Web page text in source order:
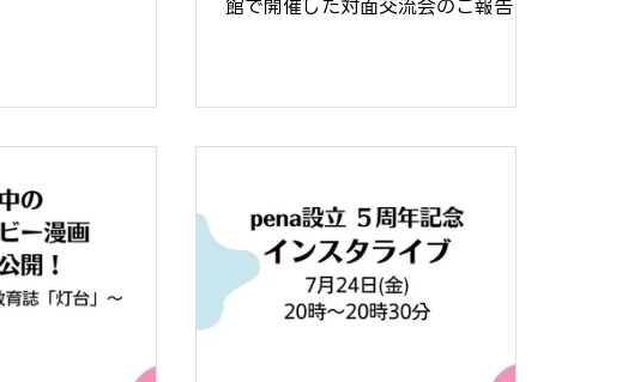
館で開催した対面交流会のご報告で